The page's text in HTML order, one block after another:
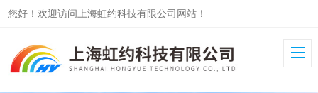
您好！欢迎访问上海虹约科技有限公司网站！